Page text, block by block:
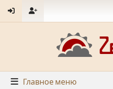
Главное меню